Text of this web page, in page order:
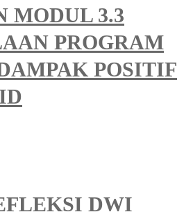
MODUL 3.3
PROGRAM
POSITIF
DWI